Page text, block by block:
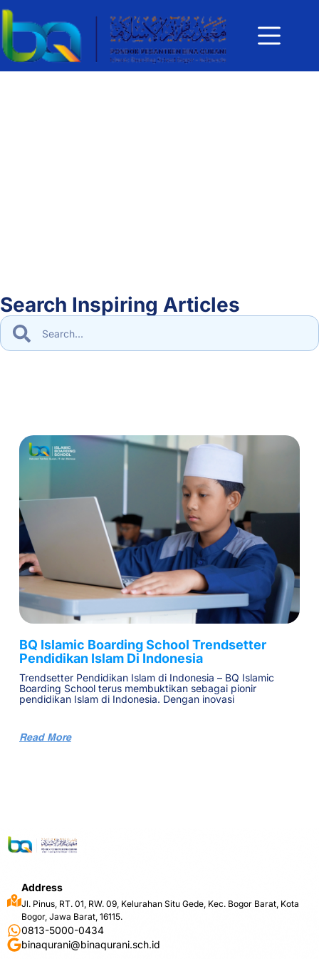
Search Inspiring Articles
BQ Islamic Boarding School Trendsetter
Pendidikan Islam Di Indonesia
Trendsetter Pendidikan Islam di Indonesia – BQ Islamic
Boarding School terus membuktikan sebagai pionir
pendidikan Islam di Indonesia. Dengan inovasi
Read More
Address
Jl. Pinus, RT. 01, RW. 09, Kelurahan Situ Gede, Kec. Bogor Barat, Kota
Bogor, Jawa Barat, 16115.
0813-5000-0434
binaqurani@binaqurani.sch.id